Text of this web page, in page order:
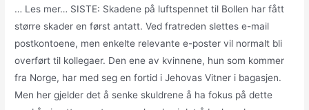
… Les mer… SISTE: Skadene på luftspennet til Bollen har fått
større skader en først antatt. Ved fratreden slettes e-mail
postkontoene, men enkelte relevante e-poster vil normalt bli
overført til kollegaer. Den ene av kvinnene, hun som kommer
fra Norge, har med seg en fortid i Jehovas Vitner i bagasjen.
Men her gjelder det å senke skuldrene å ha fokus på dette